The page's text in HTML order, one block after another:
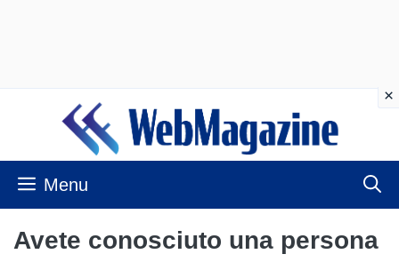
contenuto
Menu
Avete conosciuto una persona